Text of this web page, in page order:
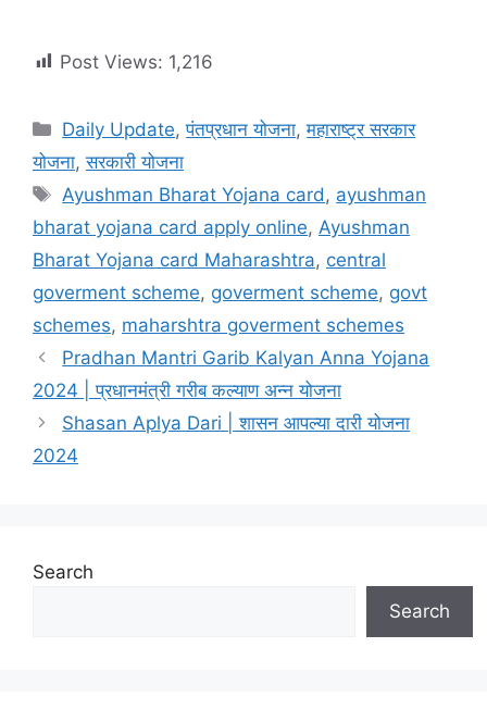
Post Views: 1,216
Categories
Daily Update,पंतप्रधान योजना,महाराष्ट्र सरकार
योजना,सरकारी योजना
Tags
Ayushman Bharat Yojana card , ayushman
bharat yojana card apply online, Ayushman
Bharat Yojana card Maharashtra, central
goverment scheme, goverment scheme, govt
schemes, maharshtra goverment schemes
Pradhan Mantri Garib Kalyan Anna Yojana
2024 | प्रधानमंत्री गरीब कल्याण अन्न योजना
Shasan Aplya Dari | शासन आपल्या दारी योजना
2024
Search
Search